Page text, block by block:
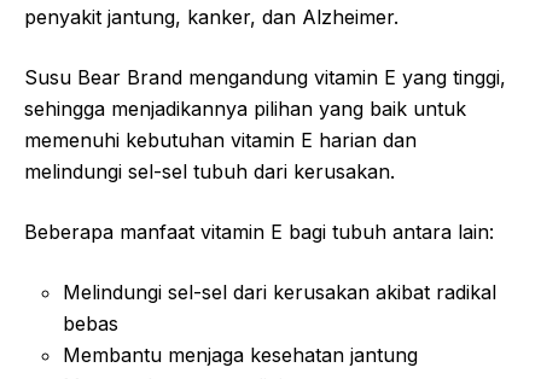
penyakit jantung, kanker, dan Alzheimer.
Susu Bear Brand mengandung vitamin E yang tinggi,
sehingga menjadikannya pilihan yang baik untuk
memenuhi kebutuhan vitamin E harian dan
melindungi sel-sel tubuh dari kerusakan.
Beberapa manfaat vitamin E bagi tubuh antara lain:
Melindungi sel-sel dari kerusakan akibat radikal
bebas
Membantu menjaga kesehatan jantung